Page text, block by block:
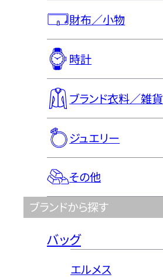
財布／小物
時計
ブランド衣料／雑貨
ジュエリー
その他
ブランドから探す
バッグ
エルメス